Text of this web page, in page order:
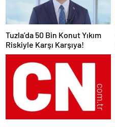
Tuzla’da 50 Bin Konut Yıkım
Riskiyle Karşı Karşıya!